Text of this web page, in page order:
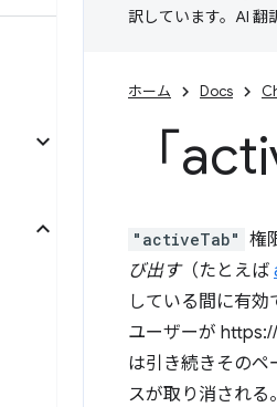
訳しています。AI 翻
ホーム Docs
「
"activeTab" 権
び出す（たとえば
している間に有効
ユーザーが
は引き続きそのペ
スが取り消される。